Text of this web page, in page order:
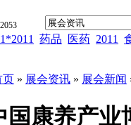
1*2011 药品 医药 2011
页 » 展会资讯 » 展会新闻
国康养产业